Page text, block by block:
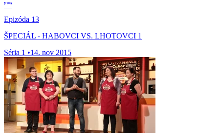
Epizóda 13
ŠPECIÁL - HABOVCI VS. LHOTOVCI 1
Séria 1 •14. nov 2015